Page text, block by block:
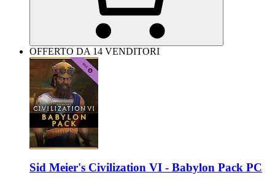
OFFERTO DA 14 VENDITORI
Sid Meier's Civilization VI - Babylon Pack PC